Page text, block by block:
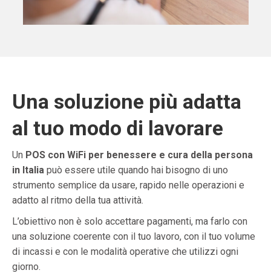
Una soluzione più adatta
al tuo modo di lavorare
Un POS con WiFi per benessere e cura della persona
in Italia può essere utile quando hai bisogno di uno
strumento semplice da usare, rapido nelle operazioni e
adatto al ritmo della tua attività.
L’obiettivo non è solo accettare pagamenti, ma farlo con
una soluzione coerente con il tuo lavoro, con il tuo volume
di incassi e con le modalità operative che utilizzi ogni
giorno.